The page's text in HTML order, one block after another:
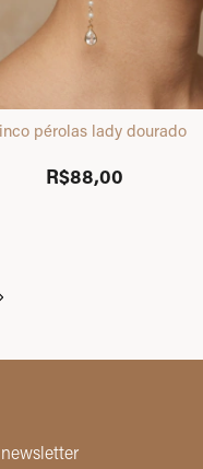
pérolas lady dourado
R$88,00